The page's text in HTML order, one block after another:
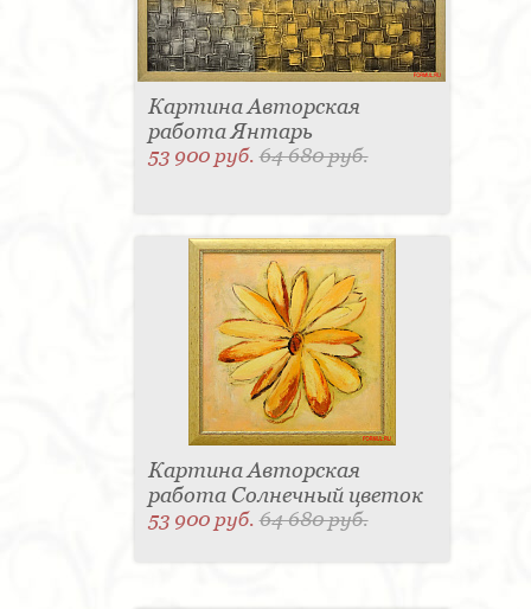
Картина Авторская
работа Янтарь
53 900 руб.64 680 руб.
Картина Авторская
работа Солнечный цветок
53 900 руб.64 680 руб.